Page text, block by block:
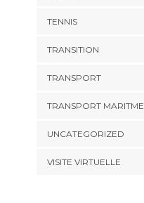
TENNIS
TRANSITION
TRANSPORT
TRANSPORT MARITME
UNCATEGORIZED
VISITE VIRTUELLE